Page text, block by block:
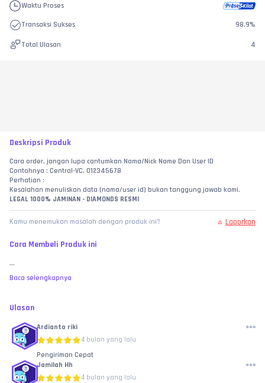
Waktu Proses
Transaksi Sukses 98.9%
Total Ulasan 4
Deskripsi Produk
Cara order, jangan lupa cantumkan Nama/Nick Name Dan User ID
Contohnya : Central-VC, 012345678
Perhatian :
Kesalahan menuliskan data (nama/user id) bukan tanggung jawab kami.
LEGAL 1000% JAMINAN - DIAMONDS RESMI
Kamu menemukan masalah dengan produk ini? Laporkan
Cara Membeli Produk ini
...
Baca selengkapnya
Ulasan
Ardianto riki
4 bulan yang lalu
Pengiriman Cepat
Jamilah Hh
4 bulan yang lalu